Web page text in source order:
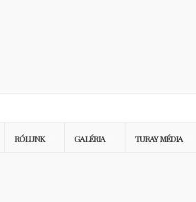
RÓLUNK GALÉRIA TURAY MÉDIA